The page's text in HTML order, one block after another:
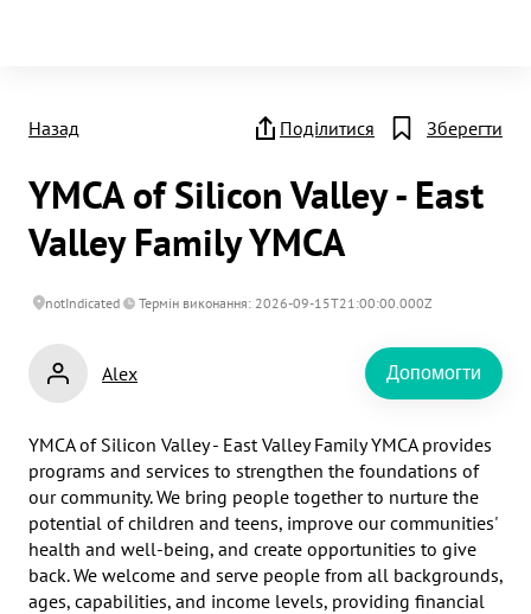
Назад Поділитися Зберегти
YMCA of Silicon Valley - East
Valley Family YMCA
notIndicated Термін виконання: 2026-09-15T21:00:00.000Z
Alex Допомогти
YMCA of Silicon Valley - East Valley Family YMCA provides
programs and services to strengthen the foundations of
our community. We bring people together to nurture the
potential of children and teens, improve our communities'
health and well-being, and create opportunities to give
back. We welcome and serve people from all backgrounds,
ages, capabilities, and income levels, providing financial